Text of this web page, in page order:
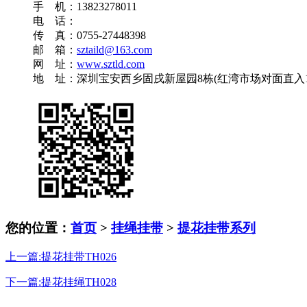
手 机：13823278011
电 话：
传 真：0755-27448398
邮 箱： sztaild@163.com
网 址： www.sztld.com
地 址：深圳宝安西乡固戌新屋园8栋(红湾市场对面直入
您的位置： 首页 > 挂绳挂带 > 提花挂带系列
上一篇:提花挂带TH026
下一篇:提花挂绳TH028